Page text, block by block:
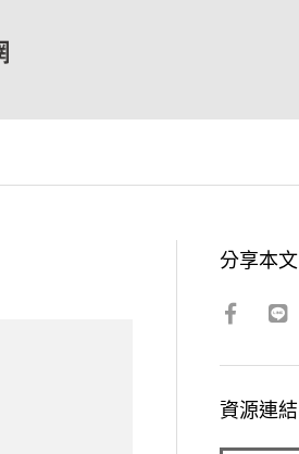
分享本文
資源連結